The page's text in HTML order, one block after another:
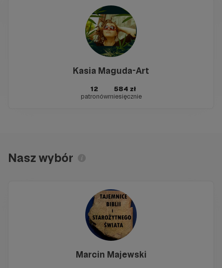
Kasia Maguda-Art
12
patronów
584 zł
miesięcznie
Nasz wybór
Marcin Majewski